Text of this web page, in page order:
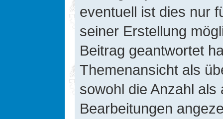
eventuell ist dies nur
seiner Erstellung
Beitrag geantwortet
Themenansicht als
sowohl die Anzahl
Bearbeitungen